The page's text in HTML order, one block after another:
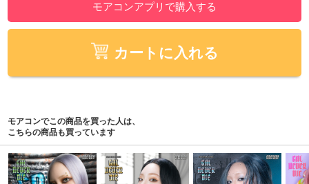
モアコンアプリで購入する
カートに入れる
モアコンでこの商品を買った人は、
こちらの商品も買っています